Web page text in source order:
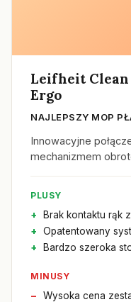
Leifheit
Ergo
NAJLEPSZY MOP
Innowacyjne
mechanizmem
PLUSY
Brak kontaktu rąk
Opatentowany
Bardzo szeroka
MINUSY
Wysoka cena